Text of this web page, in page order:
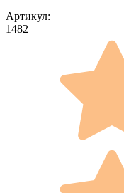
Артикул:
1482